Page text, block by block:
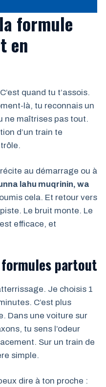
formule
en
quand tu t’assois.
là, tu reconnais un
ne maîtrises pas tout.
d’un train te
au démarrage ou à
lahu muqrinin, wa
cela. Et retour vers
Le bruit monte. Le
efficace, et
partout
Je choisis 1
C’est plus
Dans une voiture sur
tu sens l’odeur
Sur un train de
simple.
dire à ton proche :